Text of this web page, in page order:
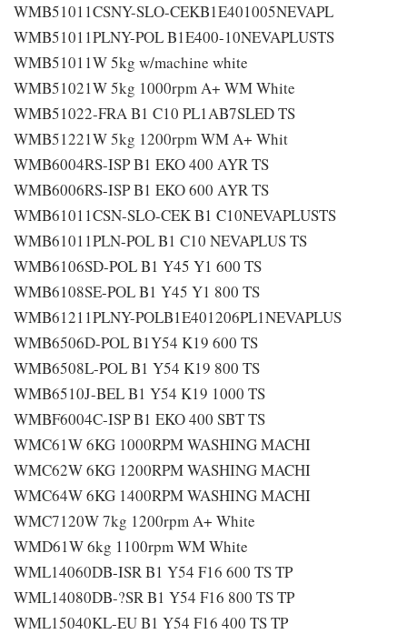
WMB51011CSNY-SLO-CEKB1E401005NEVAPL
WMB51011PLNY-POL B1E400-10NEVAPLUSTS
WMB51011W 5kg w/machine white
WMB51021W 5kg 1000rpm A+ WM White
WMB51022-FRA B1 C10 PL1AB7SLED TS
WMB51221W 5kg 1200rpm WM A+ Whit
WMB6004RS-ISP B1 EKO 400 AYR TS
WMB6006RS-ISP B1 EKO 600 AYR TS
WMB61011CSN-SLO-CEK B1 C10NEVAPLUSTS
WMB61011PLN-POL B1 C10 NEVAPLUS TS
WMB6106SD-POL B1 Y45 Y1 600 TS
WMB6108SE-POL B1 Y45 Y1 800 TS
WMB61211PLNY-POLB1E401206PL1NEVAPLUS
WMB6506D-POL B1Y54 K19 600 TS
WMB6508L-POL B1 Y54 K19 800 TS
WMB6510J-BEL B1 Y54 K19 1000 TS
WMBF6004C-ISP B1 EKO 400 SBT TS
WMC61W 6KG 1000RPM WASHING MACHI
WMC62W 6KG 1200RPM WASHING MACHI
WMC64W 6KG 1400RPM WASHING MACHI
WMC7120W 7kg 1200rpm A+ White
WMD61W 6kg 1100rpm WM White
WML14060DB-ISR B1 Y54 F16 600 TS TP
WML14080DB-?SR B1 Y54 F16 800 TS TP
WML15040KL-EU B1 Y54 F16 400 TS TP